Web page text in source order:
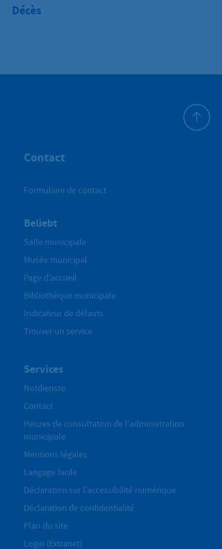
Décès
Contact
Formulaire de contact
Beliebt
Salle municipale
Musée municipal
Page d'accueil
Bibliothèque municipale
Indicateur de défauts
Trouver un service
Services
Notdienste
Contact
Heures de consultation de l'administration
municipale
Mentions légales
Langage facile
Déclaration sur l'accessibilité numérique
Déclaration de confidentialité
Plan du site
Login (Extranet)